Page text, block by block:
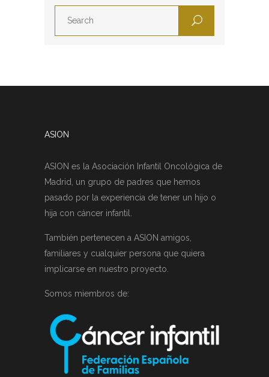
ASION
ASION es la Asociación Infantil Oncológica de
Madrid, un grupo de padres que hemos
pasado por la experiencia de tener un hijo o
hija con cáncer infantil.
También pertenecen a ASION amigos,
familiares y cualquier persona que quiera
implicarse en nuestro proyecto.
Somos miembros de: